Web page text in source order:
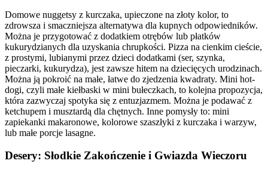
Domowe nuggetsy z kurczaka, upieczone na złoty kolor, to
zdrowsza i smaczniejsza alternatywa dla kupnych odpowiedników.
Można je przygotować z dodatkiem otrębów lub płatków
kukurydzianych dla uzyskania chrupkości. Pizza na cienkim cieście,
z prostymi, lubianymi przez dzieci dodatkami (ser, szynka,
pieczarki, kukurydza), jest zawsze hitem na dziecięcych urodzinach.
Można ją pokroić na małe, łatwe do zjedzenia kwadraty. Mini hot-
dogi, czyli małe kiełbaski w mini bułeczkach, to kolejna propozycja,
która zazwyczaj spotyka się z entuzjazmem. Można je podawać z
ketchupem i musztardą dla chętnych. Inne pomysły to: mini
zapiekanki makaronowe, kolorowe szaszłyki z kurczaka i warzyw,
lub małe porcje lasagne.
Desery: Słodkie Zakończenie i Gwiazda Wieczoru